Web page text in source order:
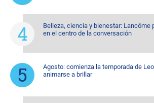
Belleza, ciencia y bienestar: Lancôme
en el centro de la conversación
Agosto: comienza la temporada de
animarse a brillar